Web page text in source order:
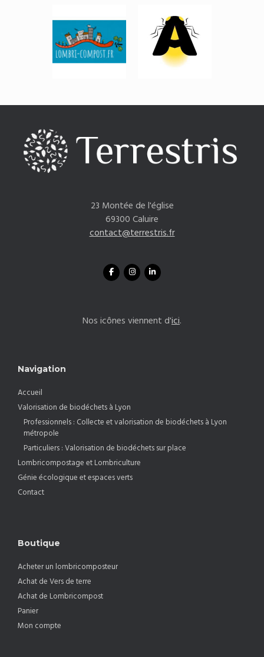
23 Montée de l'église
69300 Caluire
contact@terrestris.fr
Nos icônes viennent d'ici.
Navigation
Accueil
Valorisation de biodéchets à Lyon
Professionnels : Collecte et valorisation de biodéchets à Lyon
métropole
Particuliers : Valorisation de biodéchets sur place
Lombricompostage et Lombriculture
Génie écologique et espaces verts
Contact
Boutique
Acheter un lombricomposteur
Achat de Vers de terre
Achat de Lombricompost
Panier
Mon compte